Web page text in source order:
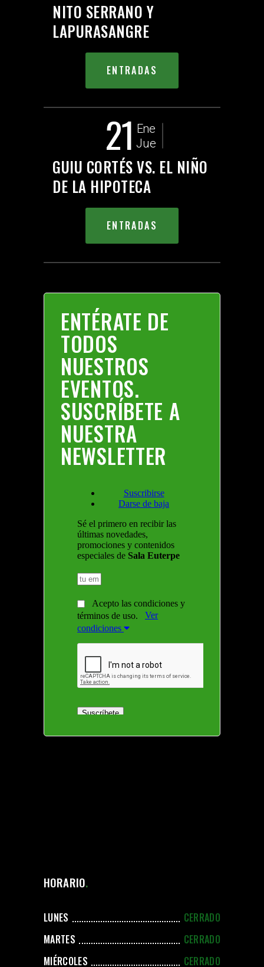
NITO SERRANO Y
LAPURASANGRE
ENTRADAS
21 Ene
Jue
GUIU CORTÉS VS. EL NIÑO
DE LA HIPOTECA
ENTRADAS
ENTÉRATE DE
TODOS
NUESTROS
EVENTOS.
SUSCRÍBETE A
NUESTRA
NEWSLETTER
HORARIO
LUNES
CERRADO
MARTES
CERRADO
MIÉRCOLES
CERRADO